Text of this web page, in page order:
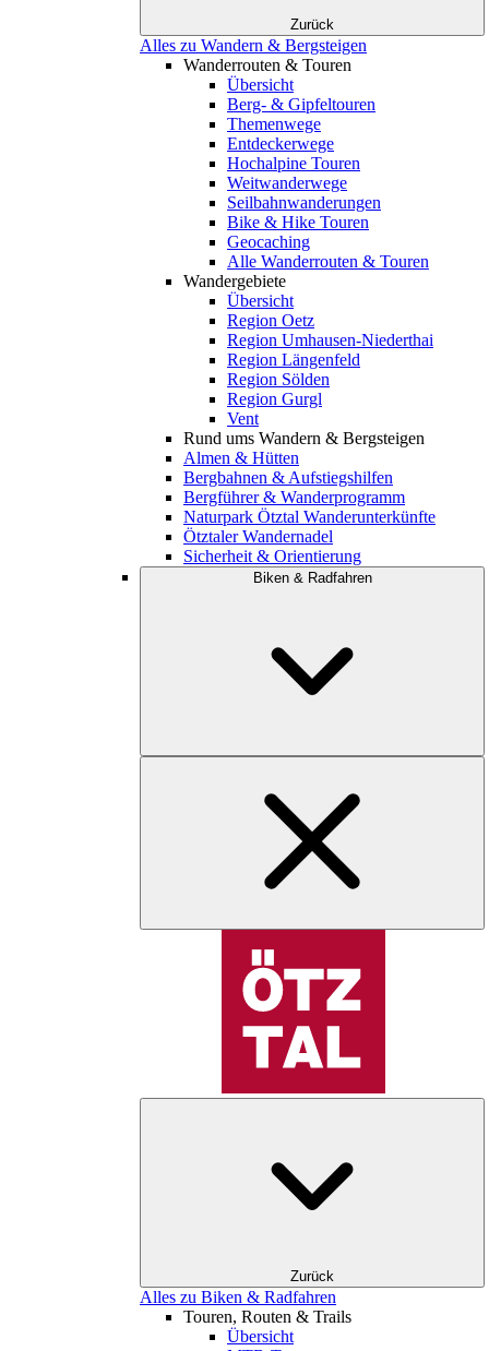
Zurück
Alles zu Wandern & Bergsteigen
Wanderrouten & Touren
Übersicht
Berg- & Gipfeltouren
Themenwege
Entdeckerwege
Hochalpine Touren
Weitwanderwege
Seilbahnwanderungen
Bike & Hike Touren
Geocaching
Alle Wanderrouten & Touren
Wandergebiete
Übersicht
Region Oetz
Region Umhausen-Niederthai
Region Längenfeld
Region Sölden
Region Gurgl
Vent
Rund ums Wandern & Bergsteigen
Almen & Hütten
Bergbahnen & Aufstiegshilfen
Bergführer & Wanderprogramm
Naturpark Ötztal Wanderunterkünfte
Ötztaler Wandernadel
Sicherheit & Orientierung
Biken & Radfahren
Zurück
Alles zu Biken & Radfahren
Touren, Routen & Trails
Übersicht